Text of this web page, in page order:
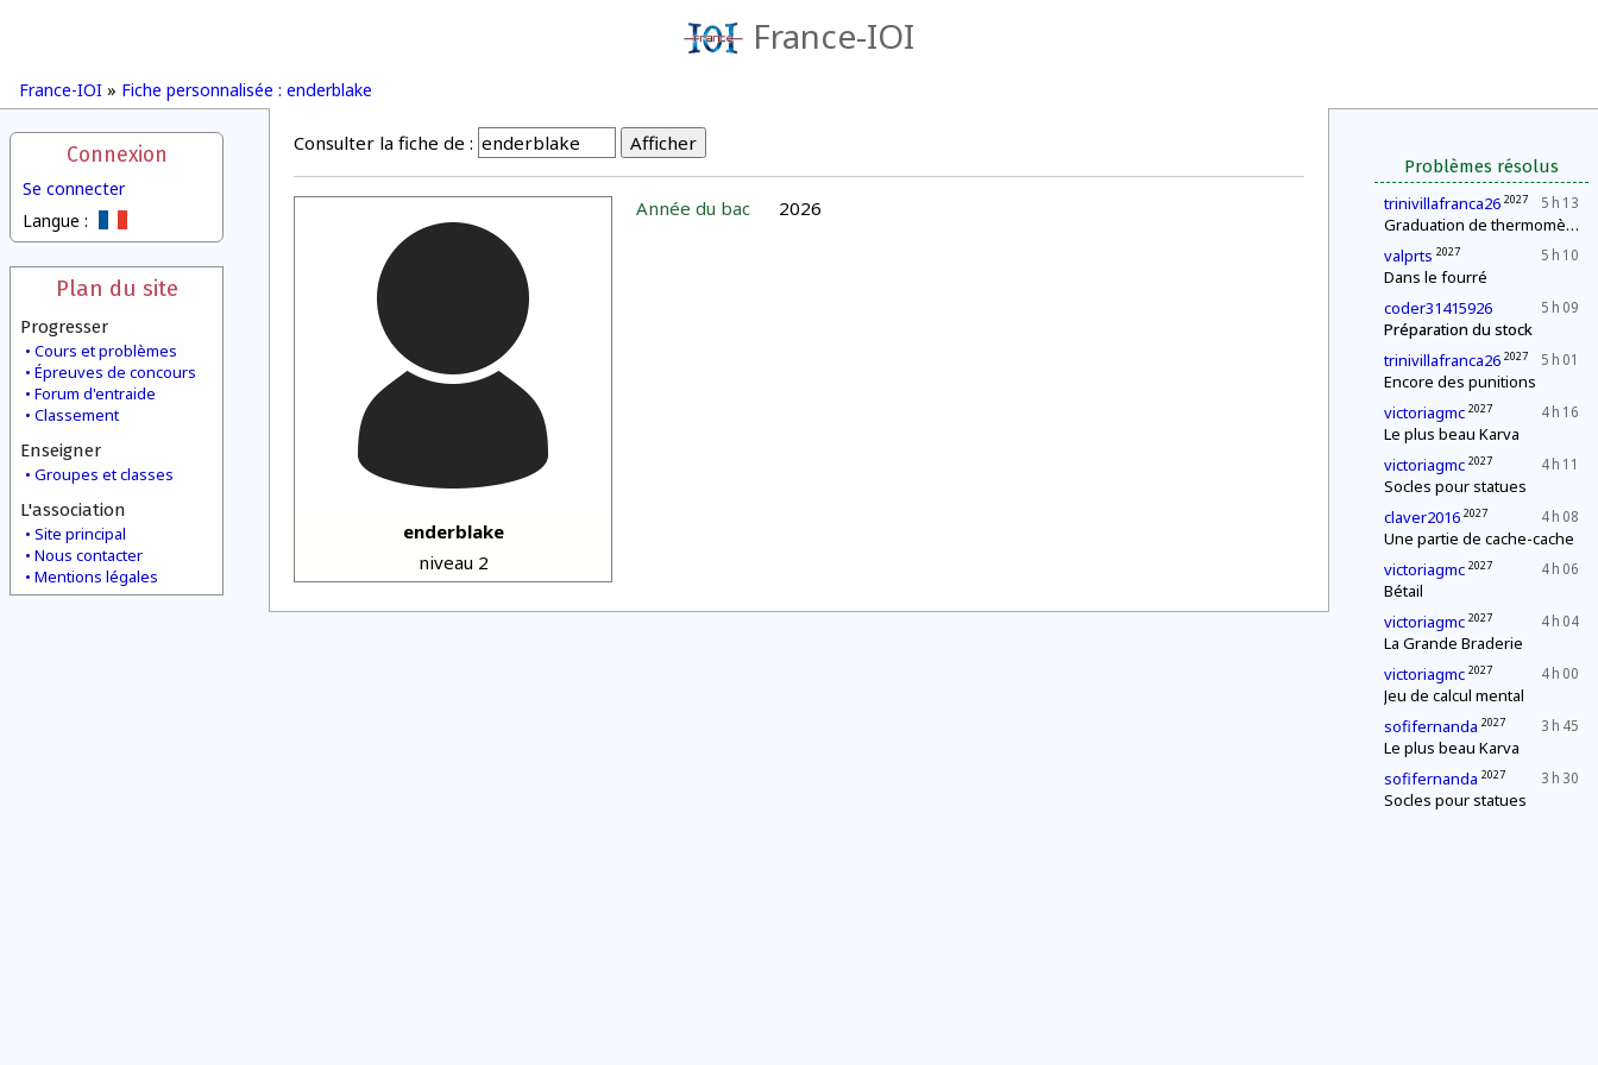
France-IOI
France-IOI » Fiche personnalisée : enderblake
Connexion
Se connecter
Langue :
Plan du site
Progresser
Cours et problèmes
Épreuves de concours
Forum d'entraide
Classement
Enseigner
Groupes et classes
L'association
Site principal
Nous contacter
Mentions légales
Problèmes résolus
5 h 13
trinivillafranca26 2027
Graduation de thermomètres
5 h 10
valprts 2027
Dans le fourré
5 h 09
coder31415926
Préparation du stock
5 h 01
trinivillafranca26 2027
Encore des punitions
4 h 16
victoriagmc 2027
Le plus beau Karva
4 h 11
victoriagmc 2027
Socles pour statues
4 h 08
claver2016 2027
Une partie de cache-cache
4 h 06
victoriagmc 2027
Bétail
4 h 04
victoriagmc 2027
La Grande Braderie
4 h 00
victoriagmc 2027
Jeu de calcul mental
3 h 45
sofifernanda 2027
Le plus beau Karva
3 h 30
sofifernanda 2027
Socles pour statues
Consulter la fiche de :
enderblake
niveau 2
Année du bac 2026